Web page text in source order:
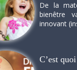
De la
bienêtre
innovant
C’est